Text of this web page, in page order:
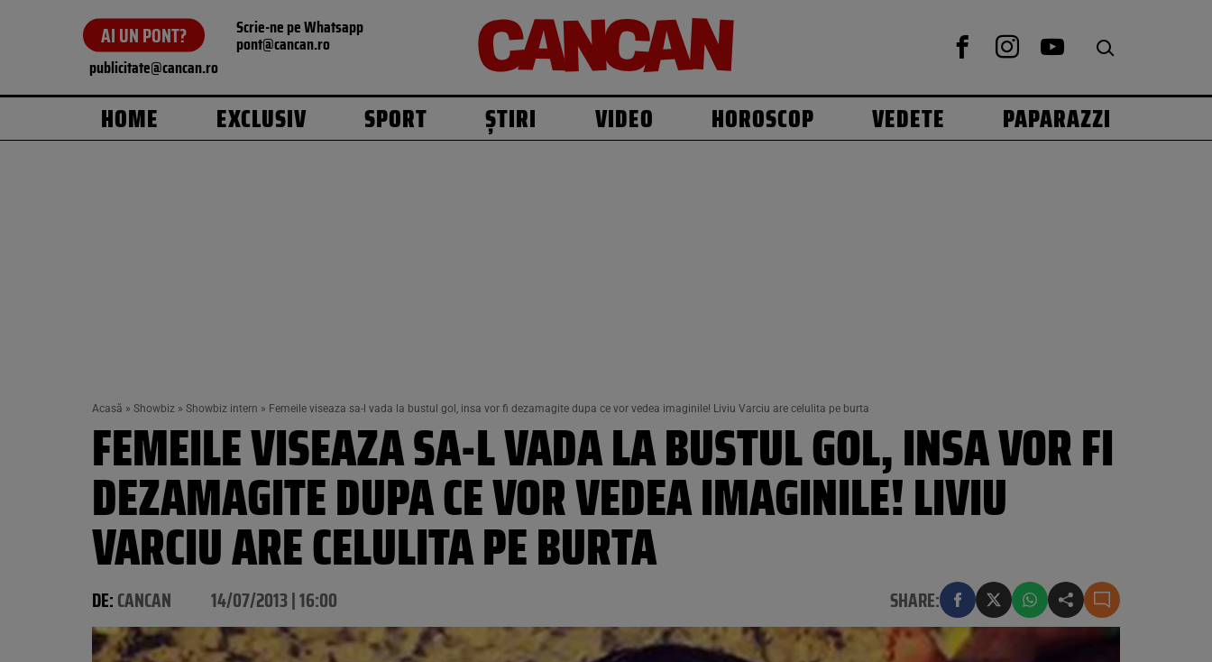
AI UN PONT? Scrie-ne pe Whatsapp
pont@cancan.ro
publicitate@cancan.ro
HOME EXCLUSIV SPORT ȘTIRI VIDEO HOROSCOP VEDETE PAPARAZZI
Acasă » Showbiz » Showbiz intern » Femeile viseaza sa-l vada la bustul gol, insa vor fi dezamagite dupa ce vor vedea imaginile! Liviu Varciu are celulita pe burta
FEMEILE VISEAZA SA-L VADA LA BUSTUL GOL, INSA VOR FI
DEZAMAGITE DUPA CE VOR VEDEA IMAGINILE! LIVIU
VARCIU ARE CELULITA PE BURTA
DE:CANCAN 14/07/2013 | 16:00 SHARE: